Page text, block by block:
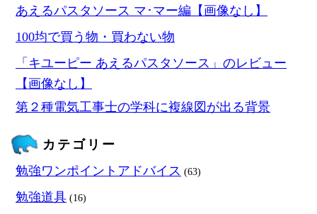
あえるパスタソース マ･マー編【画像なし】
100均で買う物・買わない物
「キユーピー あえるパスタソース」のレビュー
【画像なし】
第２種電気工事士の学科に複線図が出る背景
カテゴリー
勉強ワンポイントアドバイス (63)
勉強道具 (16)